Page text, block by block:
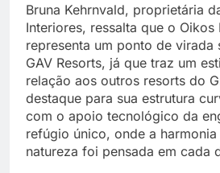
Bruna Kehrnvald, proprietária
Interiores, ressalta que o Oikos
representa um ponto de
GAV Resorts, já que traz um
relação aos outros resorts do
destaque para sua estrutura
com o apoio tecnológico da
refúgio único, onde a
natureza foi pensada em cada